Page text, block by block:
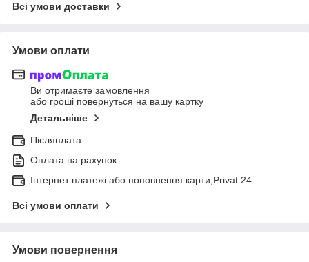
Всі умови доставки
Умови оплати
Ви отримаєте замовлення
або гроші повернуться на вашу картку
Детальніше
Післяплата
Оплата на рахунок
Інтернет платежі або поповнення карти,Privat 24
Всі умови оплати
Умови повернення